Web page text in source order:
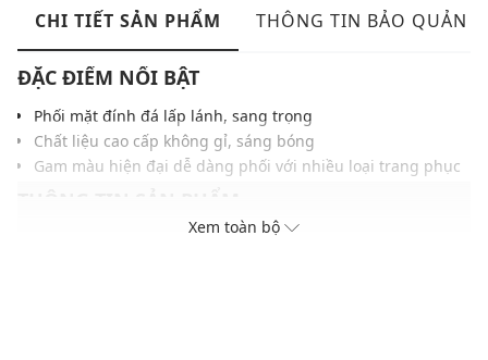
CHI TIẾT SẢN PHẨM THÔNG TIN BẢO QUẢN
ĐẶC ĐIỂM NỔI BẬT
Phối mặt đính đá lấp lánh, sang trọng
Chất liệu cao cấp không gỉ, sáng bóng
Gam màu hiện đại dễ dàng phối với nhiều loại trang phục
Xem toàn bộ